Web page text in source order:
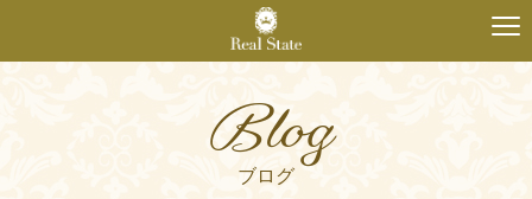
Blog
ブログ